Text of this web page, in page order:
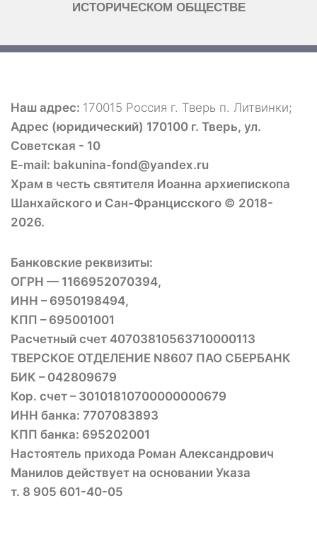
ИСТОРИЧЕСКОМ ОБЩЕСТВЕ
Наш адрес: 170015 Россия г. Тверь п. Литвинки;
Адрес (юридический) 170100 г. Тверь, ул.
Советская - 10
E-mail: bakunina-fond@yandex.ru
Храм в честь святителя Иоанна архиепископа
Шанхайского и Сан-Францисского © 2018-
2026.
Банковские реквизиты:
ОГРН — 1166952070394,
ИНН – 6950198494,
КПП – 695001001
Расчетный счет 40703810563710000113
ТВЕРСКОЕ ОТДЕЛЕНИЕ N8607 ПАО СБЕРБАНК
БИК – 042809679
Кор. счет – 30101810700000000679
ИНН банка: 7707083893
КПП банка: 695202001
Настоятель прихода Роман Александрович
Манилов действует на основании Указа
т. 8 905 601-40-05